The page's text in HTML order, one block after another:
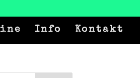
Info Kontakt